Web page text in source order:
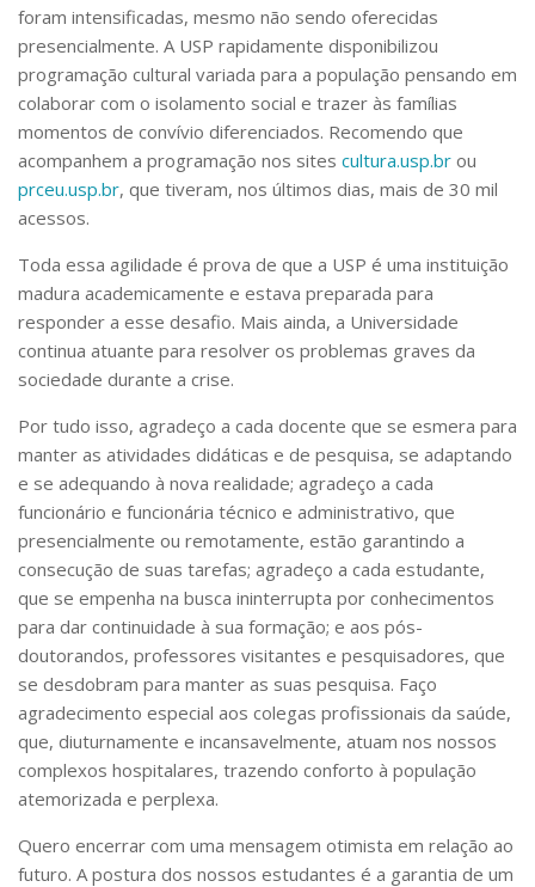
foram intensificadas, mesmo não sendo oferecidas
presencialmente. A USP rapidamente disponibilizou
programação cultural variada para a população pensando em
colaborar com o isolamento social e trazer às famílias
momentos de convívio diferenciados. Recomendo que
acompanhem a programação nos sites cultura.usp.br ou
prceu.usp.br, que tiveram, nos últimos dias, mais de 30 mil
acessos.
Toda essa agilidade é prova de que a USP é uma instituição
madura academicamente e estava preparada para
responder a esse desafio. Mais ainda, a Universidade
continua atuante para resolver os problemas graves da
sociedade durante a crise.
Por tudo isso, agradeço a cada docente que se esmera para
manter as atividades didáticas e de pesquisa, se adaptando
e se adequando à nova realidade; agradeço a cada
funcionário e funcionária técnico e administrativo, que
presencialmente ou remotamente, estão garantindo a
consecução de suas tarefas; agradeço a cada estudante,
que se empenha na busca ininterrupta por conhecimentos
para dar continuidade à sua formação; e aos pós-
doutorandos, professores visitantes e pesquisadores, que
se desdobram para manter as suas pesquisa. Faço
agradecimento especial aos colegas profissionais da saúde,
que, diuturnamente e incansavelmente, atuam nos nossos
complexos hospitalares, trazendo conforto à população
atemorizada e perplexa.
Quero encerrar com uma mensagem otimista em relação ao
futuro. A postura dos nossos estudantes é a garantia de um